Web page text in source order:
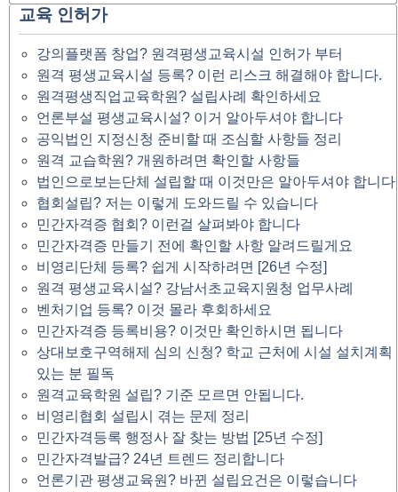
교육 인허가
강의플랫폼 창업? 원격평생교육시설 인허가 부터
원격 평생교육시설 등록? 이런 리스크 해결해야 합니다.
원격평생직업교육학원? 설립사례 확인하세요
언론부설 평생교육시설? 이거 알아두셔야 합니다
공익법인 지정신청 준비할 때 조심할 사항들 정리
원격 교습학원? 개원하려면 확인할 사항들
법인으로보는단체 설립할 때 이것만은 알아두셔야 합니다
협회설립? 저는 이렇게 도와드릴 수 있습니다
민간자격증 협회? 이런걸 살펴봐야 합니다
민간자격증 만들기 전에 확인할 사항 알려드릴게요
비영리단체 등록? 쉽게 시작하려면 [26년 수정]
원격 평생교육시설? 강남서초교육지원청 업무사례
벤처기업 등록? 이것 몰라 후회하세요
민간자격증 등록비용? 이것만 확인하시면 됩니다
상대보호구역해제 심의 신청? 학교 근처에 시설 설치계획
있는 분 필독
원격교육학원 설립? 기준 모르면 안됩니다.
비영리협회 설립시 겪는 문제 정리
민간자격등록 행정사 잘 찾는 방법 [25년 수정]
민간자격발급? 24년 트렌드 정리합니다
언론기관 평생교육원? 바뀐 설립요건은 이렇습니다